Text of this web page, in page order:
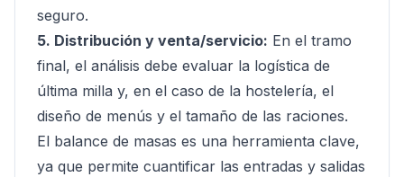
seguro.
5. Distribución y venta/servicio: En el tramo
final, el análisis debe evaluar la logística de
última milla y, en el caso de la hostelería, el
diseño de menús y el tamaño de las raciones.
El balance de masas es una herramienta clave,
ya que permite cuantificar las entradas y salidas